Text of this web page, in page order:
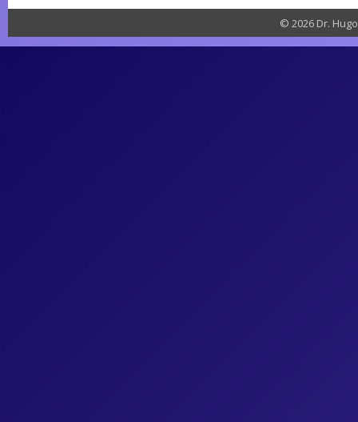
© 2026 Dr.